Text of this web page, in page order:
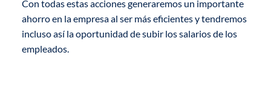
Con todas estas acciones generaremos un importante
ahorro en la empresa al ser más eficientes y tendremos
incluso así la oportunidad de subir los salarios de los
empleados.